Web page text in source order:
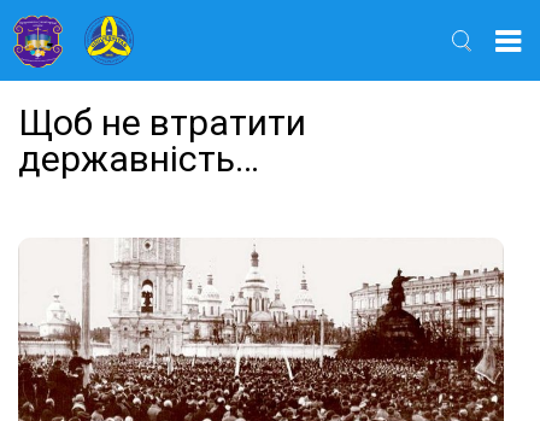
Щоб не втратити
державність…